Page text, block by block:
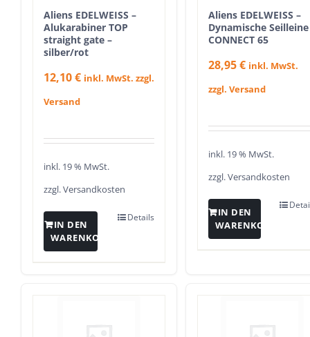
Aliens EDELWEISS –
Alukarabiner TOP
straight gate –
silber/rot
12,10€ inkl. MwSt. zzgl.
Versand
inkl. 19 % MwSt.
zzgl.Versandkosten
IN DEN
WARENKORB
Details
Aliens EDELWEISS –
Dynamische Seilleine
CONNECT 65
28,95€ inkl. MwSt.
zzgl. Versand
inkl. 19 % MwSt.
zzgl.Versandkosten
IN DEN
WARENKORB